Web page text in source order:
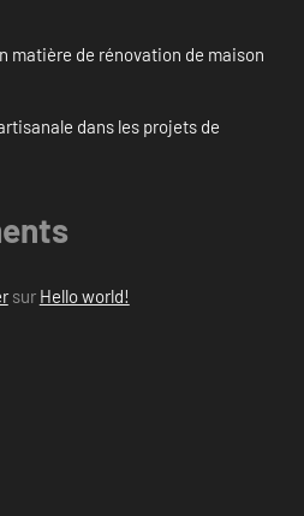
matière de rénovation de maison
dans les projets de
sur Hello world!